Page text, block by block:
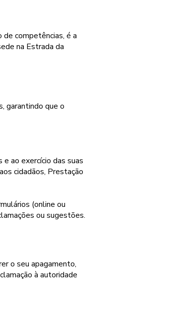
competências, é a
na Estrada da
garantindo que o
ao exercício das suas
cidadãos, Prestação
(online ou
ou sugestões.
o seu apagamento,
à autoridade